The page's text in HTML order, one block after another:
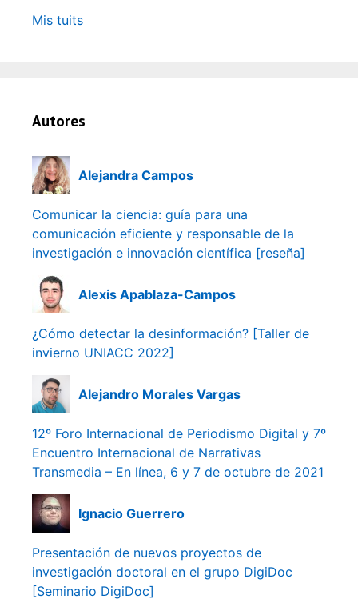
Mis tuits
Autores
Alejandra Campos
Comunicar la ciencia: guía para una
comunicación eficiente y responsable de la
investigación e innovación científica [reseña]
Alexis Apablaza-Campos
¿Cómo detectar la desinformación? [Taller de
invierno UNIACC 2022]
Alejandro Morales Vargas
12º Foro Internacional de Periodismo Digital y 7º
Encuentro Internacional de Narrativas
Transmedia – En línea, 6 y 7 de octubre de 2021
Ignacio Guerrero
Presentación de nuevos proyectos de
investigación doctoral en el grupo DigiDoc
[Seminario DigiDoc]